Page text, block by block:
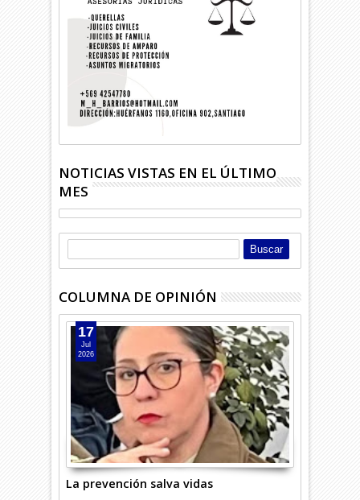
NOTICIAS VISTAS EN EL ÚLTIMO
MES
COLUMNA DE OPINIÓN
La prevención salva vidas
17
Jul
2026